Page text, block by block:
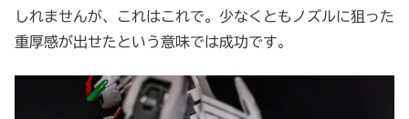
しれませんが、これはこれで。少なくともノズルに狙った
重厚感が出せたという意味では成功です。